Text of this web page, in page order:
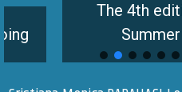
The 4th edition
Summer